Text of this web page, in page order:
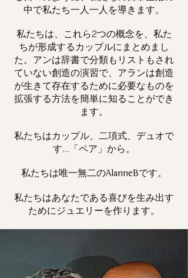
中で私たち一人一人を導きます。
私たちは、これら2つの概念を、私た
ちが形成するカップルにまとめまし
た。アンは辞書で分類もリストもされ
ていない創造の演習で、アランは創造
が生きて存在するために必要なものを
拡張する方法を簡単に知ることができ
ます。
私たちはカップル、二項式、デュオで
す...「ペア」から。
私たちは唯一無二のAlanneBです。
私たちはあなたである喜びを生み出す
ためにジュエリーを作ります。